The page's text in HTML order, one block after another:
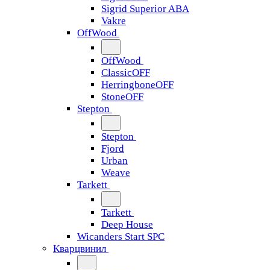
Sigrid Superior ABA
Vakre
OffWood
OffWood
ClassicOFF
HerringboneOFF
StoneOFF
Stepton
Stepton
Fjord
Urban
Weave
Tarkett
Tarkett
Deep House
Wicanders Start SPC
Кварцвинил